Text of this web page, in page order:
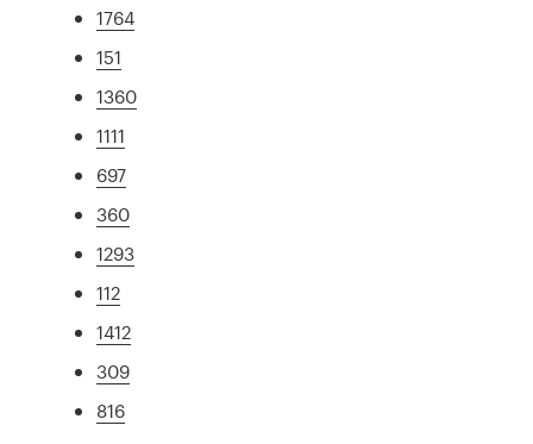
1764
151
1360
1111
697
360
1293
112
1412
309
816